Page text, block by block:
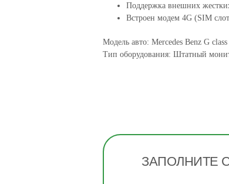
Поддержка внешних
Встроен модем 4G (SIM
Модель авто: Mercedes Benz G class
Тип оборудования: Штатный
ЗАПОЛНИТЕ